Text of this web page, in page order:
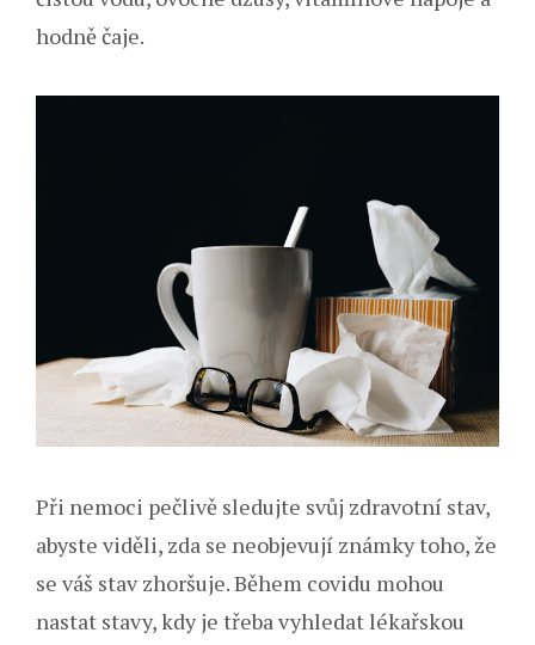
hodně čaje.
Při nemoci pečlivě sledujte svůj zdravotní stav,
abyste viděli, zda se neobjevují známky toho, že
se váš stav zhoršuje. Během covidu mohou
nastat stavy, kdy je třeba vyhledat lékařskou